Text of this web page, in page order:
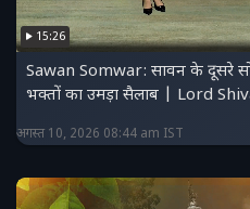
15:26
Sawan Somwar: सावन के दूसरे
भक्तों का उमड़ा सैलाब | Lord
अगस्त 10, 2026 08:44 am IST